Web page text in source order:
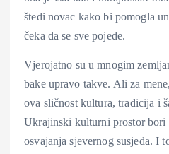
štedi novac kako bi pomogla
čeka da se sve pojede.
Vjerojatno su u mnogim
bake upravo takve. Ali za
ova sličnost kultura, tradicija i
Ukrajinski kulturni prostor bori
osvajanja sjevernog susjeda. I